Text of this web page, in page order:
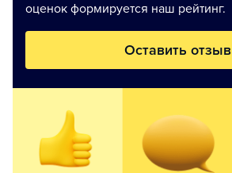
оценок формируется наш рейтинг.
Оставить отзыв